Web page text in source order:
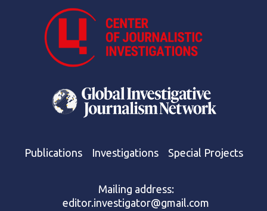
Publications Investigations Special Projects
Mailing address:
editor.investigator@gmail.com